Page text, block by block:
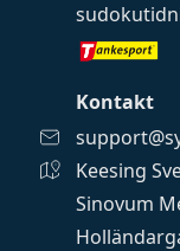
Kontakt
Keesing
Sinovum